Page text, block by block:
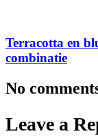
Terracotta en
combinatie
No
Leave a